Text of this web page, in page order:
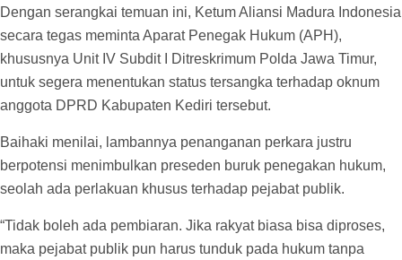
Dengan serangkai temuan ini, Ketum Aliansi Madura Indonesia
secara tegas meminta Aparat Penegak Hukum (APH),
khususnya Unit IV Subdit I Ditreskrimum Polda Jawa Timur,
untuk segera menentukan status tersangka terhadap oknum
anggota DPRD Kabupaten Kediri tersebut.
Baihaki menilai, lambannya penanganan perkara justru
berpotensi menimbulkan preseden buruk penegakan hukum,
seolah ada perlakuan khusus terhadap pejabat publik.
“Tidak boleh ada pembiaran. Jika rakyat biasa bisa diproses,
maka pejabat publik pun harus tunduk pada hukum tanpa